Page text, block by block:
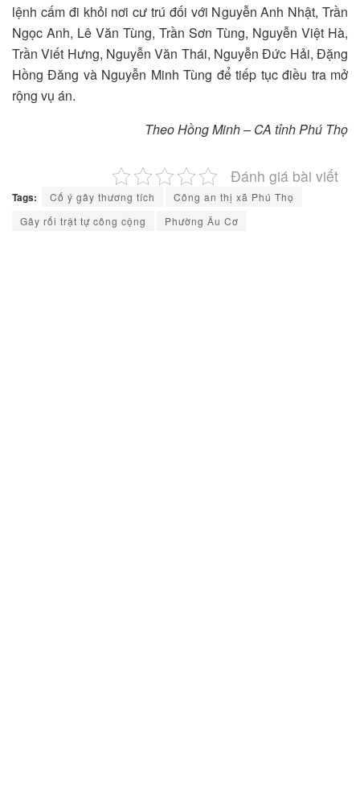
lệnh cấm đi khỏi nơi cư trú đối với Nguyễn Anh Nhật, Trần
Ngọc Anh, Lê Văn Tùng, Trần Sơn Tùng, Nguyễn Việt Hà,
Trần Viết Hưng, Nguyễn Văn Thái, Nguyễn Đức Hải, Đặng
Hồng Đăng và Nguyễn Minh Tùng để tiếp tục điều tra mở
rộng vụ án.
Theo Hồng Minh – CA tỉnh Phú Thọ
Đánh giá bài viết
Tags: Cố ý gây thương tích
Công an thị xã Phú Thọ
Gây rối trật tự công cộng
Phường Âu Cơ